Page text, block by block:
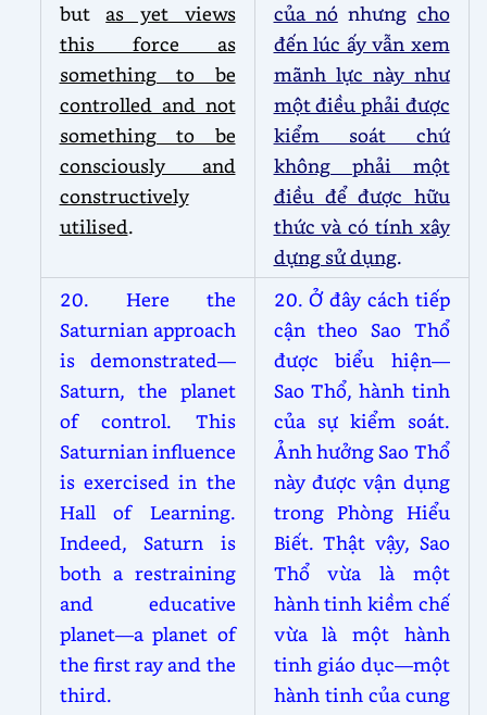
butas yet views
this force as
something to be
controlled and not
something to be
consciously and
constructively
utilised.
của nónhưng cho
đến lúc ấy vẫn xem
mãnh lực này như
một điều phải được
kiểm soát chứ
không phải một
điều để được hữu
thức và có tính xây
dựng sử dụng.
20. Here the
Saturnian approach
is demonstrated—
Saturn, the planet
of control. This
Saturnian influence
is exercised in the
Hall of Learning.
Indeed, Saturn is
both a restraining
and educative
planet—a planet of
the first ray and the
third.
20. Ở đây cách tiếp
cận theo Sao Thổ
được biểu hiện—
Sao Thổ, hành tinh
của sự kiểm soát.
Ảnh hưởng Sao Thổ
này được vận dụng
trong Phòng Hiểu
Biết. Thật vậy, Sao
Thổ vừa là một
hành tinh kiềm chế
vừa là một hành
tinh giáo dục—một
hành tinh của cung